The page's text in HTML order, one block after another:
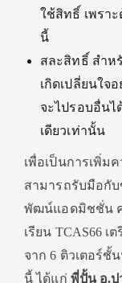
ใช้สิทธิ์ เพรา
นี้
สละสิทธิ์ สำห
เกิดเปลี่ยนใจ
จะไปรอบอื่นไ
เดียวเท่านั้น
เพื่อเป็นการเพิ่ม
สามารถรับมือกั
พัฒน์แอดมิชชั่น ค
เรียน TCAS66 เ
จาก 6 ติวเตอร์ชั้
นี้ ได้แก่ พี่ปั้น อ.ป